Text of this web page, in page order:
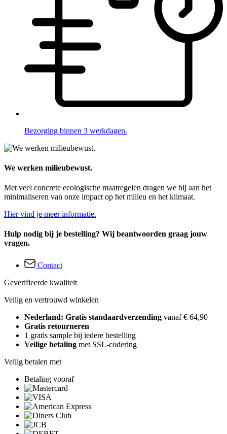
Bezorging binnen 3 werkdagen.
We werken milieubewust.
Met veel concrete ecologische maatregelen dragen we bij aan het
minimaliseren van onze impact op het milieu en het klimaat.
Hier vind je meer informatie.
Hulp nodig bij je bestelling? Wij beantwoorden graag jouw
vragen.
Contact
Geverifieerde kwaliteit
Veilig en vertrouwd winkelen
Nederland: Gratis standaardverzending vanaf € 64,90
Gratis retourneren
1 gratis sample bij iedere bestelling
Veilige betaling met SSL-codering
Veilig betalen met
Betaling vooraf